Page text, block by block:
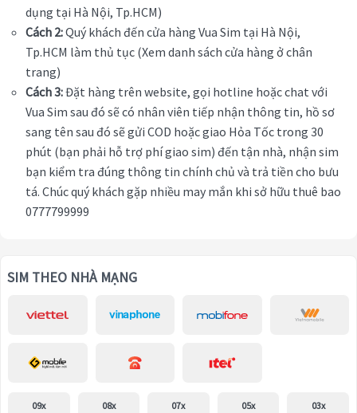
dụng tại Hà Nội, Tp.HCM)
Cách 2:Quý khách đến cửa hàng Vua Sim tại Hà Nội,
Tp.HCM làm thủ tục (Xem danh sách cửa hàng ở chân
trang)
Cách 3:Đặt hàng trên website, gọi hotline hoặc chat với
Vua Sim sau đó sẽ có nhân viên tiếp nhận thông tin, hồ sơ
sang tên sau đó sẽ gửi COD hoặc giao Hỏa Tốc trong 30
phút (bạn phải hỗ trợ phí giao sim) đến tận nhà, nhận sim
bạn kiểm tra đúng thông tin chính chủ và trả tiền cho bưu
tá. Chúc quý khách gặp nhiều may mắn khi sở hữu thuê bao
0777799999
SIM THEO NHÀ MẠNG
09x 08x 07x 05x 03x